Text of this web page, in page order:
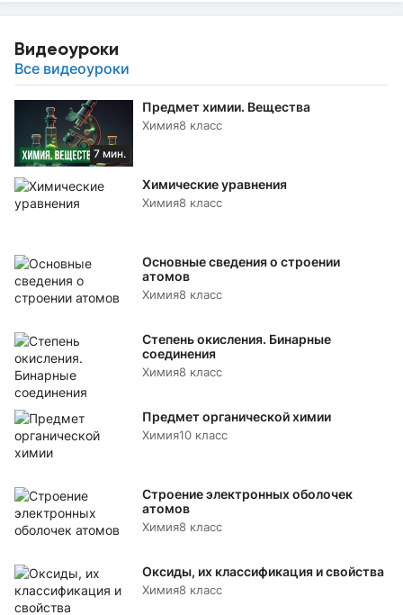
Видеоуроки
Все видеоуроки
7 мин.
Предмет химии. Вещества
Химия8 класс
Химические уравнения
Химия8 класс
Основные сведения о строении
атомов
Химия8 класс
Степень окисления. Бинарные
соединения
Химия8 класс
Предмет органической химии
Химия10 класс
Строение электронных оболочек
атомов
Химия8 класс
Оксиды, их классификация и свойства
Химия8 класс